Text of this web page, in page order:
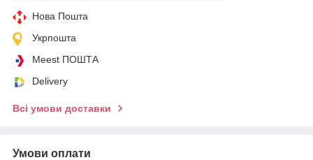
Нова Пошта
Укрпошта
Meest ПОШТА
Delivery
Всі умови доставки
Умови оплати